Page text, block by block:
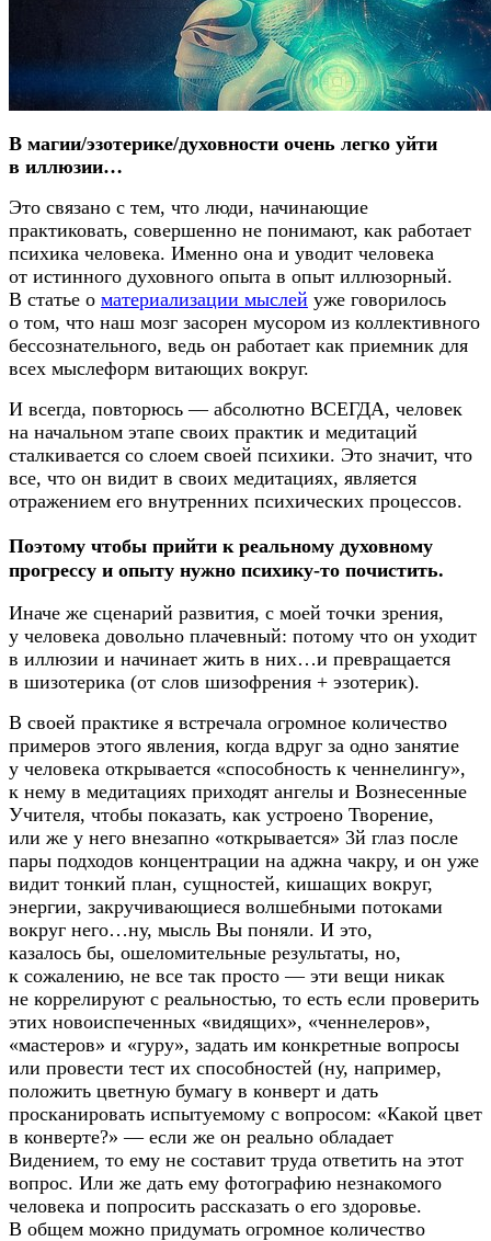
В магии/эзотерике/духовности очень легко уйти
в иллюзии…
Это связано с тем, что люди, начинающие
практиковать, совершенно не понимают, как работает
психика человека. Именно она и уводит человека
от истинного духовного опыта в опыт иллюзорный.
В статье о материализации мыслей уже говорилось
о том, что наш мозг засорен мусором из коллективного
бессознательного, ведь он работает как приемник для
всех мыслеформ витающих вокруг.
И всегда, повторюсь — абсолютно ВСЕГДА, человек
на начальном этапе своих практик и медитаций
сталкивается со слоем своей психики. Это значит, что
все, что он видит в своих медитациях, является
отражением его внутренних психических процессов.
Поэтому чтобы прийти к реальному духовному
прогрессу и опыту нужно психику-то почистить.
Иначе же сценарий развития, с моей точки зрения,
у человека довольно плачевный: потому что он уходит
в иллюзии и начинает жить в них…и превращается
в шизотерика (от слов шизофрения + эзотерик).
В своей практике я встречала огромное количество
примеров этого явления, когда вдруг за одно занятие
у человека открывается «способность к ченнелингу»,
к нему в медитациях приходят ангелы и Вознесенные
Учителя, чтобы показать, как устроено Творение,
или же у него внезапно «открывается» 3й глаз после
пары подходов концентрации на аджна чакру, и он уже
видит тонкий план, сущностей, кишащих вокруг,
энергии, закручивающиеся волшебными потоками
вокруг него…ну, мысль Вы поняли. И это,
казалось бы, ошеломительные результаты, но,
к сожалению, не все так просто — эти вещи никак
не коррелируют с реальностью, то есть если проверить
этих новоиспеченных «видящих», «ченнелеров»,
«мастеров» и «гуру», задать им конкретные вопросы
или провести тест их способностей (ну, например,
положить цветную бумагу в конверт и дать
просканировать испытуемому с вопросом: «Какой цвет
в конверте?» — если же он реально обладает
Видением, то ему не составит труда ответить на этот
вопрос. Или же дать ему фотографию незнакомого
человека и попросить рассказать о его здоровье.
В общем можно придумать огромное количество